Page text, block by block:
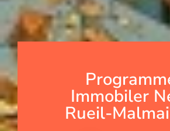
Immobiler
Rueil-